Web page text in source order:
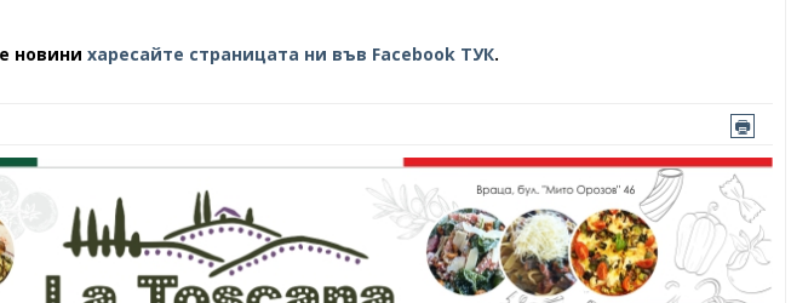
новинихаресайте страницата ни във Facebook ТУК.